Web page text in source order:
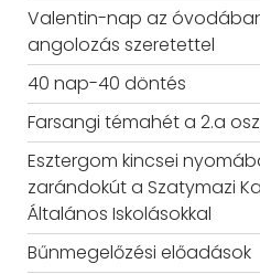
Valentin-nap az
angolozás szeretettel
40 nap-40 döntés
Farsangi témahét a 2.a
Esztergom kincsei
zarándokút a Szatymazi
Általános Iskolásokkal
Bűnmegelőzési előadások